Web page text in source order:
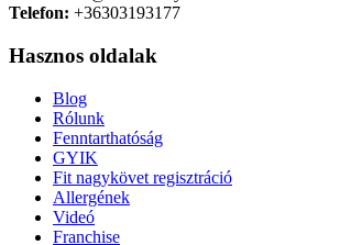
Telefon: +36303193177
Hasznos oldalak
Blog
Rólunk
Fenntarthatóság
GYIK
Fit nagykövet regisztráció
Allergének
Videó
Franchise